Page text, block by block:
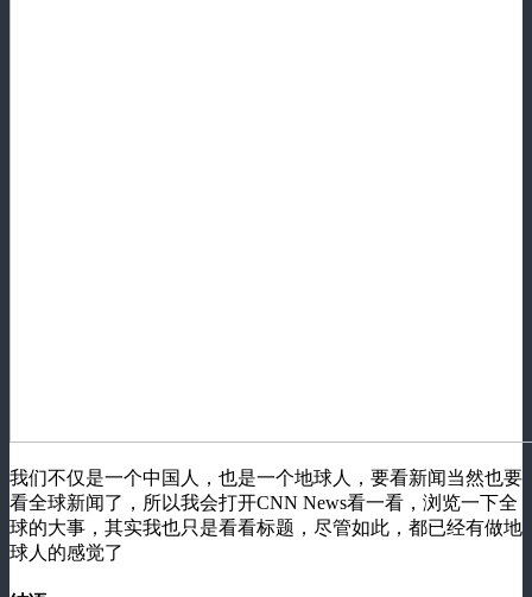
我们不仅是一个中国人，也是一个地球人，要看新闻当然也要
看全球新闻了，所以我会打开CNN News看一看，浏览一下全
球的大事，其实我也只是看看标题，尽管如此，都已经有做地
球人的感觉了